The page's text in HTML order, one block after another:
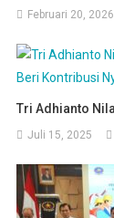
Februari 20, 2026
Tri Adhianto
Juli 15, 2025